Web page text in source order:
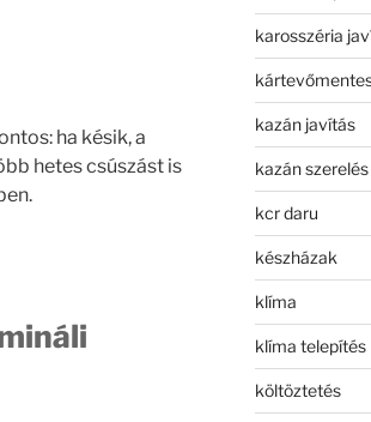
ha késik, a
hetes csúszást is
karosszéria
kazán javítás
kazán szerelés
kcr daru
készházak
klíma
klíma telepítés
költöztetés